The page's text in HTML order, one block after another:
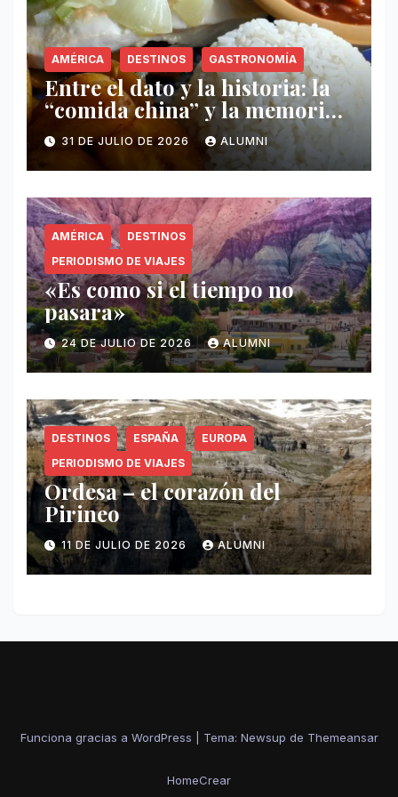
AMÉRICA DESTINOS GASTRONOMÍA
Entre el dato y la historia: la
“comida china” y la memoria
invisible en Puerto Rico
31 DE JULIO DE 2026 ALUMNI
AMÉRICA
DESTINOS
PERIODISMO DE VIAJES
«Es como si el tiempo no
pasara»
24 DE JULIO DE 2026 ALUMNI
DESTINOS ESPAÑA
EUROPA
PERIODISMO DE VIAJES
Ordesa – el corazón del
Pirineo
11 DE JULIO DE 2026 ALUMNI
Funciona gracias a WordPress Tema: Newsup de Themeansar
HomeCrear